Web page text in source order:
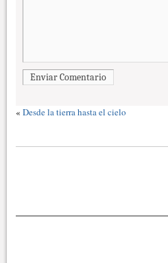
Enviar Comentario
« Desde la tierra hasta el cielo